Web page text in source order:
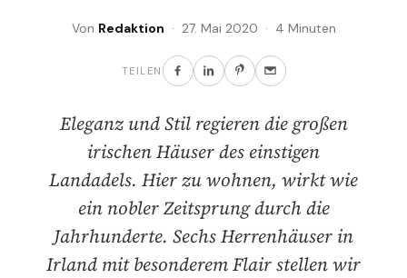
Von Redaktion · 27. Mai 2020 · 4 Minuten
TEILEN
Eleganz und Stil regieren die großen
irischen Häuser des einstigen
Landadels. Hier zu wohnen, wirkt wie
ein nobler Zeitsprung durch die
Jahrhunderte. Sechs Herrenhäuser in
Irland mit besonderem Flair stellen wir